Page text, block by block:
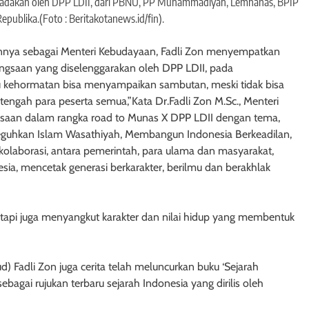
: Beritakotanews.id/fin).
sebagai Menteri Kebudayaan, Fadli Zon menyempatkan
yang diselenggarakan oleh DPP LDII, pada
bisa menyampaikan sambutan, meski tidak bisa
para peserta semua,”Kata Dr.Fadli Zon M.Sc., Menteri
dalam rangka road to Munas X DPP LDII dengan tema,
Islam Wasathiyah, Membangun Indonesia Berkeadilan,
antara pemerintah, para ulama dan masyarakat,
mencetak generasi berkarakter, berilmu dan berakhlak
juga menyangkut karakter dan nilai hidup yang membentuk
Fadli Zon juga cerita telah meluncurkan buku ‘Sejarah
rujukan terbaru sejarah Indonesia yang dirilis oleh